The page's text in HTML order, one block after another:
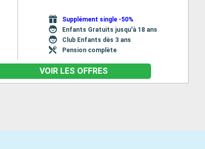
Supplément single -50%
Enfants Gratuits jusqu'à 18 ans
Club Enfants dès 3 ans
Pension complète
VOIR LES OFFRES